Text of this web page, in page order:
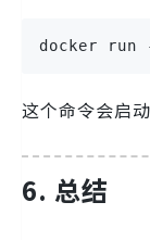
docker
这个命令会启
6. 总结